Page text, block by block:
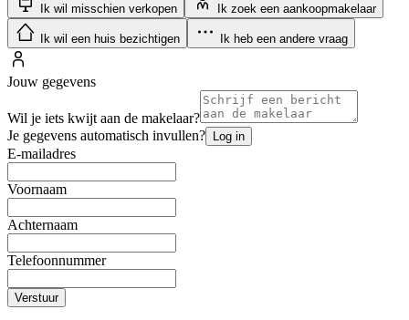
Ik wil misschien verkopen Ik zoek een aankoopmakelaar
Ik wil een huis bezichtigen Ik heb een andere vraag
Jouw gegevens
Wil je iets kwijt aan de makelaar?
Je gegevens automatisch invullen? Log in
E-mailadres
Voornaam
Achternaam
Telefoonnummer
Verstuur